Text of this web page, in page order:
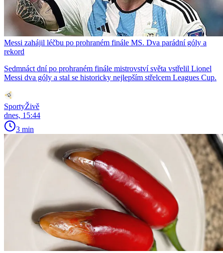
Messi zahájil léčbu po prohraném finále MS. Dva parádní góly a
rekord
Sedmnáct dní po prohraném finále mistrovství světa vstřelil Lionel
Messi dva góly a stal se historicky nejlepším střelcem Leagues Cup.
SportyŽivě
dnes, 15:44
3 min